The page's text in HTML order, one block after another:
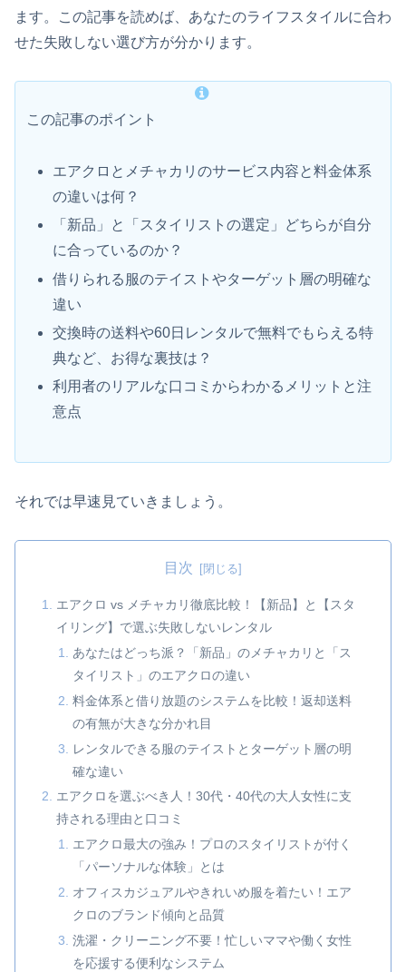
ます。この記事を読めば、あなたのライフスタイルに合わ
せた失敗しない選び方が分かります。
この記事のポイント
エアクロとメチャカリのサービス内容と料金体系
の違いは何？
「新品」と「スタイリストの選定」どちらが自分
に合っているのか？
借りられる服のテイストやターゲット層の明確な
違い
交換時の送料や60日レンタルで無料でもらえる特
典など、お得な裏技は？
利用者のリアルな口コミからわかるメリットと注
意点
それでは早速見ていきましょう。
目次
エアクロ vs メチャカリ徹底比較！【新品】と【スタ
イリング】で選ぶ失敗しないレンタル
あなたはどっち派？「新品」のメチャカリと「ス
タイリスト」のエアクロの違い
料金体系と借り放題のシステムを比較！返却送料
の有無が大きな分かれ目
レンタルできる服のテイストとターゲット層の明
確な違い
エアクロを選ぶべき人！30代・40代の大人女性に支
持される理由と口コミ
エアクロ最大の強み！プロのスタイリストが付く
「パーソナルな体験」とは
オフィスカジュアルやきれいめ服を着たい！エア
クロのブランド傾向と品質
洗濯・クリーニング不要！忙しいママや働く女性
を応援する便利なシステム